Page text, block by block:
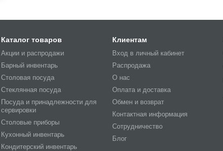
Каталог товаров
Акции и распродажи
Барный инвентарь
Столовая посуда
Стеклянная посуда
Посуда и принадлежности для
сервировки
Столовые приборы
Кухонный инвентарь
Кондитерский инвентарь
Клиентам
Вход в личный кабинет
Распродажа
О нас
Оплата и доставка
Обмен и возврат
Контактная информация
Сотрудничество
Блог